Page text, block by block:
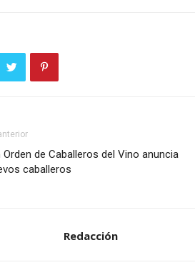
Orden de Caballeros del Vino anuncia
caballeros
Redacción